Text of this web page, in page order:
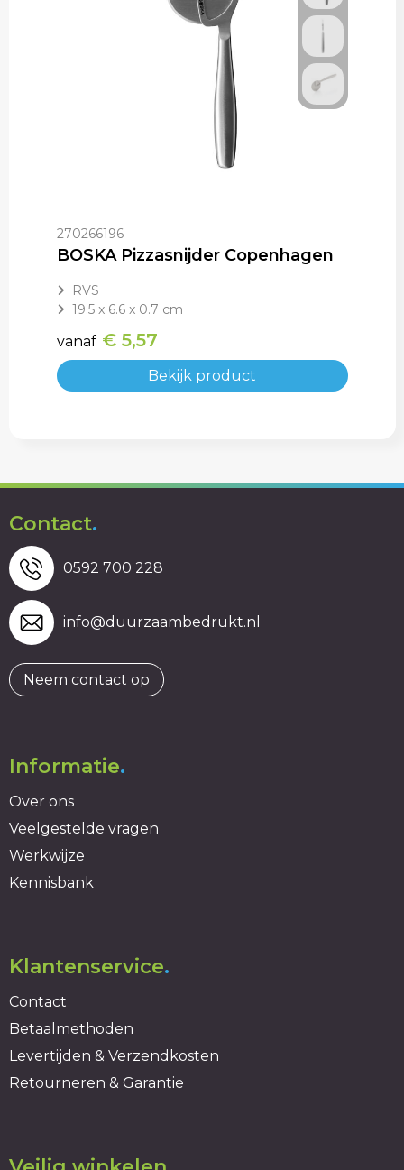
270266196
BOSKA Pizzasnijder Copenhagen
RVS
19.5 x 6.6 x 0.7 cm
vanaf € 5,57
Bekijk product
Contact.
0592 700 228
info@duurzaambedrukt.nl
Neem contact op
Informatie.
Over ons
Veelgestelde vragen
Werkwijze
Kennisbank
Klantenservice.
Contact
Betaalmethoden
Levertijden & Verzendkosten
Retourneren & Garantie